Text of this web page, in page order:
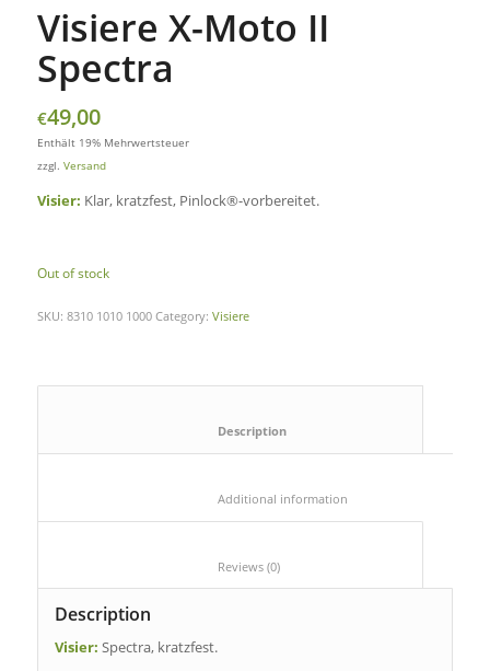
Visiere X-Moto II
Spectra
€49,00
Enthält 19% Mehrwertsteuer
zzgl. Versand
Visier: Klar, kratzfest, Pinlock®-vorbereitet.
Out of stock
SKU: 8310 1010 1000 Category: Visiere
						Description
						Reviews (0)
Description
Visier: Spectra, kratzfest.